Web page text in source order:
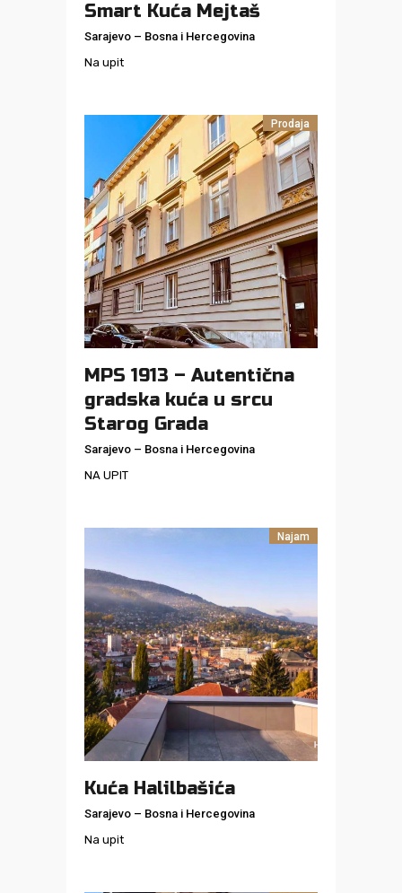
Smart Kuća Mejtaš
Sarajevo – Bosna i Hercegovina
Na upit
Prodaja
MPS 1913 – Autentična
gradska kuća u srcu
Starog Grada
Sarajevo – Bosna i Hercegovina
NA UPIT
Najam
Kuća Halilbašića
Sarajevo – Bosna i Hercegovina
Na upit